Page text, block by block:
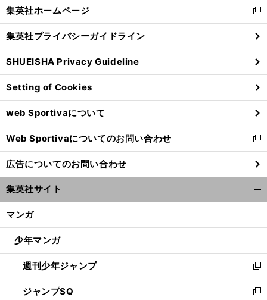
閉
る
集英社ホームページ
新
し
い
ウ
ィ
ン
ド
ウ
で
開
く
集英社プライバシーガイドライン
SHUEISHA Privacy Guideline
Setting of Cookies
web Sportivaについて
Web Sportivaについてのお問い合わせ
新
し
い
ウ
ィ
ン
ウ
開
く
広告についてのお問い合わせ
集英社サイト
マンガ
少年マンガ
週刊少年ジャンプ
新
し
い
ジャンプSQ
新